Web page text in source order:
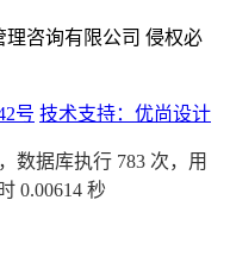
理咨询有限公司 侵权必
号 技术支持：优尚设计
数据库执行 783 次，用
0.00614 秒